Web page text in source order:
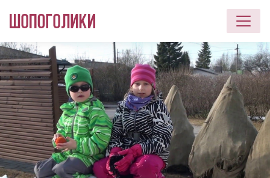
Перейти к основному содержанию